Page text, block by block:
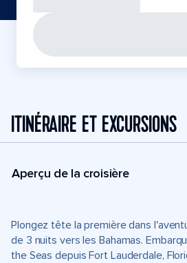
ITINÉRAIRE ET EXCURSIONS
Aperçu de la croisière
Plongez tête la première dans
de 3 nuits vers les Bahamas.
the Seas depuis Fort Lauderdale,